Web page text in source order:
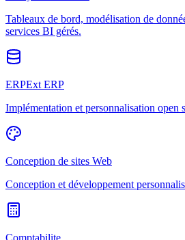
Tableaux de bord, modélisation de
services BI gérés.
ERPExt ERP
Implémentation et personnalisation open
Conception de sites Web
Conception et développement
Comptabilite